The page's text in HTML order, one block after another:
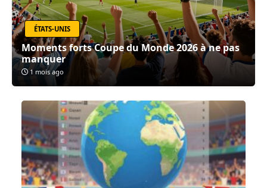
ÉTATS-UNIS
Moments forts Coupe du Monde 2026 à ne pas
manquer
1 mois ago